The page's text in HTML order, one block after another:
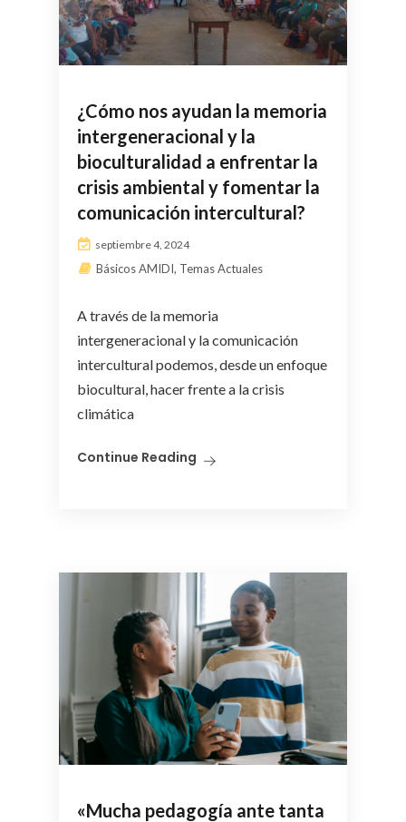
¿Cómo nos ayudan la memoria
intergeneracional y la
bioculturalidad a enfrentar la
crisis ambiental y fomentar la
comunicación intercultural?
septiembre 4, 2024
Básicos AMIDI, Temas Actuales
A través de la memoria
intergeneracional y la comunicación
intercultural podemos, desde un enfoque
biocultural, hacer frente a la crisis
climática
Continue Reading
«Mucha pedagogía ante tanta